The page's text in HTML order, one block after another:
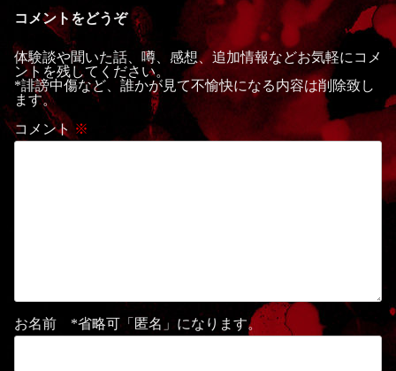
コメントをどうぞ
体験談や聞いた話、噂、感想、追加情報などお気軽にコメ
ントを残してください。
*誹謗中傷など、誰かが見て不愉快になる内容は削除致し
ます。
コメント※
お名前 *省略可「匿名」になります。